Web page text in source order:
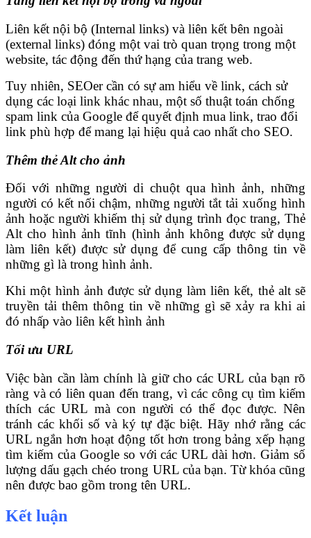
Liên kết nội bộ (Internal links) và liên kết bên ngoài
(external links) đóng một vai trò quan trọng trong một
website, tác động đến thứ hạng của trang web.
Tuy nhiên, SEOer cần có sự am hiểu về link, cách sử
dụng các loại link khác nhau, một số thuật toán chống
spam link của Google để quyết định mua link, trao đổi
link phù hợp để mang lại hiệu quả cao nhất cho SEO.
Thêm thẻ Alt cho ảnh
Đối với những người di chuột qua hình ảnh, những
người có kết nối chậm, những người tắt tải xuống hình
ảnh hoặc người khiếm thị sử dụng trình đọc trang, Thẻ
Alt cho hình ảnh tĩnh (hình ảnh không được sử dụng
làm liên kết) được sử dụng để cung cấp thông tin về
những gì là trong hình ảnh.
Khi một hình ảnh được sử dụng làm liên kết, thẻ alt sẽ
truyền tải thêm thông tin về những gì sẽ xảy ra khi ai
đó nhấp vào liên kết hình ảnh
Tối ưu URL
Việc bàn cần làm chính là giữ cho các URL của bạn rõ
ràng và có liên quan đến trang, vì các công cụ tìm kiếm
thích các URL mà con người có thể đọc được. Nên
tránh các khối số và ký tự đặc biệt. Hãy nhớ rằng các
URL ngắn hơn hoạt động tốt hơn trong bảng xếp hạng
tìm kiếm của Google so với các URL dài hơn. Giảm số
lượng dấu gạch chéo trong URL của bạn. Từ khóa cũng
nên được bao gồm trong tên URL.
Kết luận